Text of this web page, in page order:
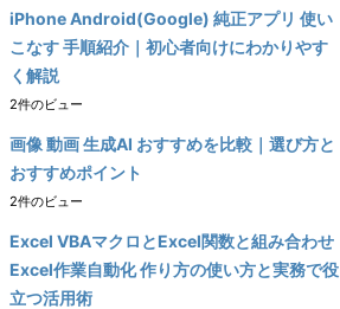
iPhone Android(Google) 純正アプリ 使い
こなす 手順紹介｜初心者向けにわかりやす
く解説
2件のビュー
画像 動画 生成AI おすすめを比較｜選び方と
おすすめポイント
2件のビュー
Excel VBAマクロとExcel関数と組み合わせ
Excel作業自動化 作り方の使い方と実務で役
立つ活用術